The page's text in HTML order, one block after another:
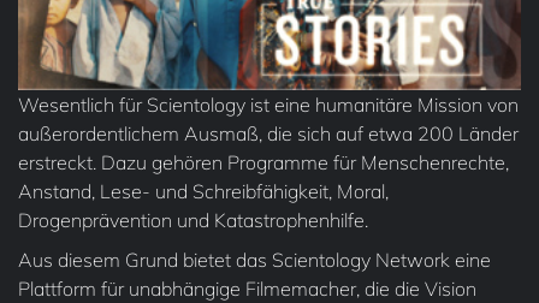
Wesentlich für Scientology ist eine humanitäre Mission von
außerordentlichem Ausmaß, die sich auf etwa 200 Länder
erstreckt. Dazu gehören Programme für Menschenrechte,
Anstand, Lese- und Schreibfähigkeit, Moral,
Drogenprävention und Katastrophenhilfe.
Aus diesem Grund bietet das Scientology Network eine
Plattform für unabhängige Filmemacher, die die Vision